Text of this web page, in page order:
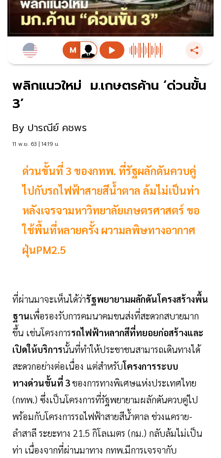
พลิกแนวใหม่ ม.เกษตรค้าน ‘ด่วนขั้น
3’
By ปารณีย์ คชพร
11 พ.ย. 63 | 14:19 น.
ด่วนขั้นที่ 3 ของกทพ. ที่รัฐผลักดันควบคู่
ไปกับรถไฟฟ้าสายสีน้ำตาล ล้มไม่เป็นท่า
หลังเจรจามหาวิทยาลัยเกษตรศาสตร์ ขอ
ใช้พื้นที่หลายครั้ง ผวามลพิษทางอากาศ
ฝุ่นPM2.5
ที่ผ่านมาจะเห็นได้ว่ารัฐพยายามผลักดันโครงสร้างพื้น
ฐานเพื่อรองรับการคมนาคมขนส่งที่สะดวกสบายมาก
ขึ้น เช่นโครงการรถไฟฟ้าหลากสีที่ทยอยก่อสร้างและ
เปิดให้บริการนั้นที่ทำให้ประชาชนสามารถเดินทางได้
สะดวกอย่างต่อเนื่อง แต่สำหรับโครงการระบบ
ทางด่วนขั้นที่ 3ของการทางพิเศษแห่งประเทศไทย
(กทพ.) ซึ่งเป็นโครงการที่รัฐพยายามผลักดันควบคู่ไป
พร้อมกับโครงการรถไฟฟ้าสายสีน้ำตาล ช่วงแคราย-
ลำสาลี ระยะทาง 21.5 กิโลเมตร (กม.) กลับล้มไม่เป็น
ท่า เนื่องจากที่ผ่านมาทาง กทพ.มีการเจรจากับ